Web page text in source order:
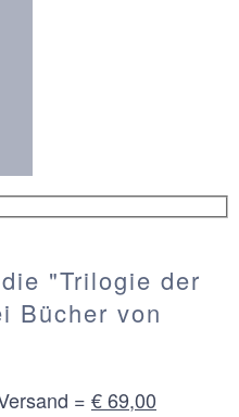
"Trilogie der
Bücher von
= € 69,00